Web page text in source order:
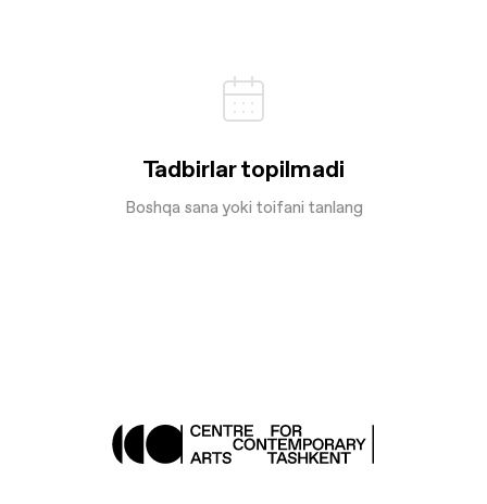
Tadbirlar topilmadi
Boshqa sana yoki toifani tanlang